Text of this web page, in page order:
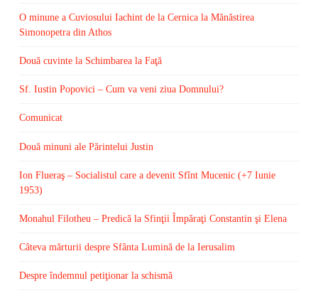
O minune a Cuviosului Iachint de la Cernica la Mănăstirea
Simonopetra din Athos
Două cuvinte la Schimbarea la Faţă
Sf. Iustin Popovici – Cum va veni ziua Domnului?
Comunicat
Două minuni ale Părintelui Justin
Ion Flueraş – Socialistul care a devenit Sfînt Mucenic (+7 Iunie
1953)
Monahul Filotheu – Predică la Sfinţii Împăraţi Constantin şi Elena
Câteva mărturii despre Sfânta Lumină de la Ierusalim
Despre îndemnul petiţionar la schismă